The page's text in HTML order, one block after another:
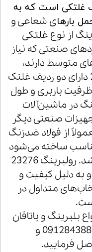
غلتکی است که به
بارهای شعاعی و
از نوع غلتکی
صنعتی که نیاز
متوسط دارند،
استفاده می‌شود. رولبرینگ 23276 دارای دو ردیف غلتک
باربری و طول
در ماشین‌آلات
صنعتی دیگر
از فولاد ضدزنگ
مناسب ساخته می‌شود
تا مقاومت و دوام بالایی داشته باشد. رولبرینگ 23276
و به دلیل کیفیت و
متداول در
بلبرینگ و یاتاقان
می توانید با شماره های 09128438810 و